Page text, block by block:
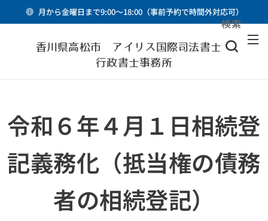
月から金曜日まで9:00～18:00（事前予約で時間外対応可）
香川県高松市 アイリス国際司法書士・
行政書士事務所
検索
令和６年４月１日相続登
記義務化（抵当権の債務
者の相続登記）